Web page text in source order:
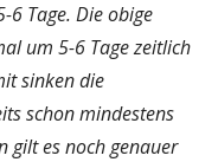
Tage. Die obige
um 5-6 Tage zeitlich
sinken die
schon mindestens
gilt es noch genauer